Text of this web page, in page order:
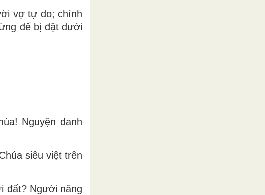
vợ tự do; chính
để bị đặt dưới
Nguyện danh
siêu việt trên
đất? Người nâng